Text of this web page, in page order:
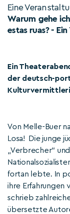
Eine
Warum gehe
estas ruas? -
Ein
der deutsch-
Von Melle-Buer
Losa! Die junge
„Verbrecher“
fortan lebte. In
ihre Erfahrungen
schrieb
übersetzte